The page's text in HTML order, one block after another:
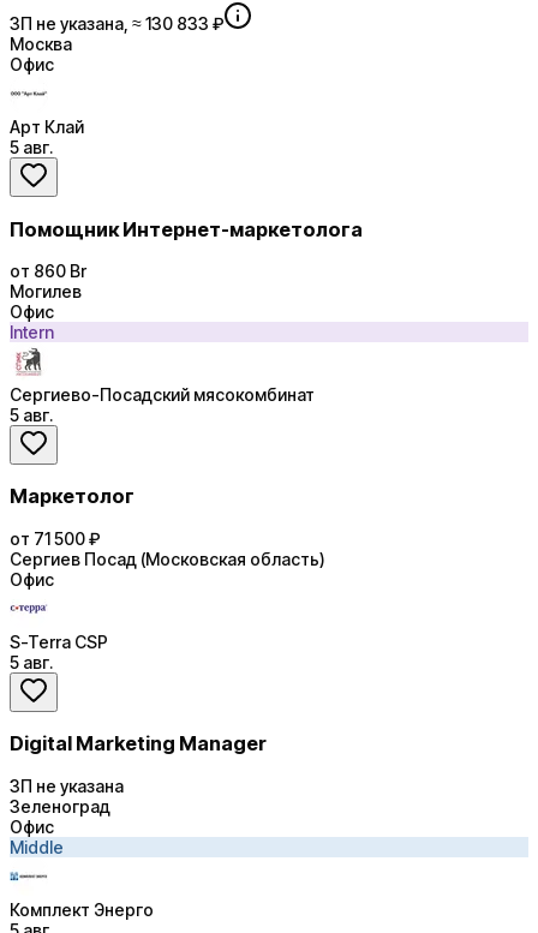
ЗП не указана, ≈ 130 833 ₽
Москва
Офис
Арт Клай
5 авг.
Помощник Интернет-маркетолога
от 860 Br
Могилев
Офис
Intern
Сергиево-Посадский мясокомбинат
5 авг.
Маркетолог
от 71 500 ₽
Сергиев Посад (Московская область)
Офис
S-Terra CSP
5 авг.
Digital Marketing Manager
ЗП не указана
Зеленоград
Офис
Middle
Комплект Энерго